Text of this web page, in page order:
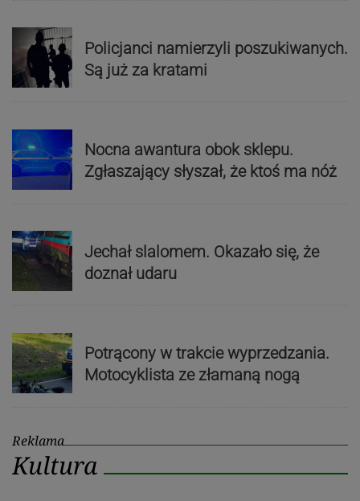
Policjanci namierzyli poszukiwanych.
Są już za kratami
Nocna awantura obok sklepu.
Zgłaszający słyszał, że ktoś ma nóż
Jechał slalomem. Okazało się, że
doznał udaru
Potrącony w trakcie wyprzedzania.
Motocyklista ze złamaną nogą
Reklama
Kultura